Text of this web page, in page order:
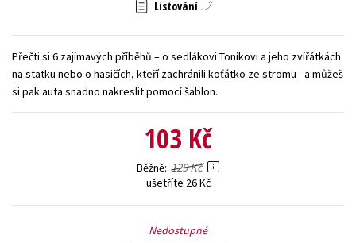
Všechny tituly
Listování
Přečti si 6 zajímavých příběhů – o sedlákovi Toníkovi a jeho zvířátkách
na statku nebo o hasičích, kteří zachránili koťátko ze stromu - a můžeš
si pak auta snadno nakreslit pomocí šablon.
103 Kč
Běžně 129 Kč
ušetříte 26 Kč
Nedostupné